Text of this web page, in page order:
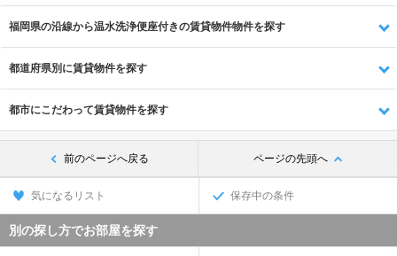
福岡県の沿線から温水洗浄便座付きの賃貸物件物件を探す
都道府県別に賃貸物件を探す
都市にこだわって賃貸物件を探す
前のページへ戻る ページの先頭へ
気になるリスト 保存中の条件
別の探し方でお部屋を探す